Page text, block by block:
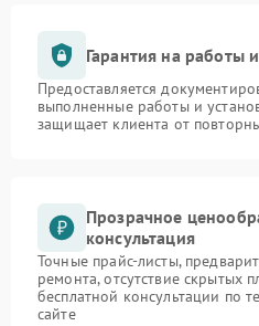
Гарантия на работы
Предоставляется
выполненные работы и
защищает клиента от
Прозрачное
консультация
Точные прайс-листы,
ремонта, отсутствие скрытых
бесплатной консультации по
сайте